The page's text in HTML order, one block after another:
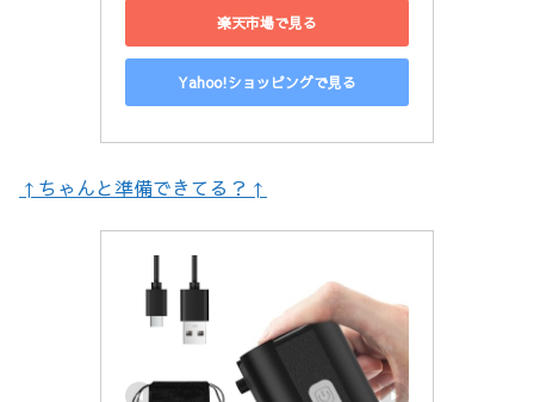
楽天市場で見る
Yahoo!ショッピングで見る
↑ちゃんと準備できてる？↑